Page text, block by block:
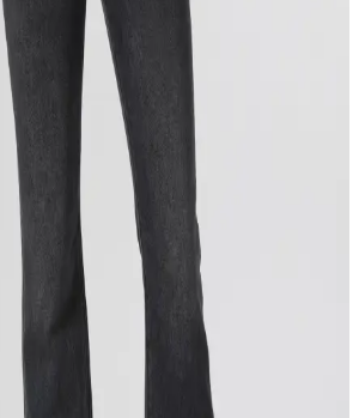
ve ham denim özellikleriyle denim
tutar. Tasarım farklılıkları ve piyasa
ve Stil Tavsiyeleri:
Seçimine Kapsamlı Rehber
uygun ayakkabı, goth tarzı, kumaş
seçimi ve jean önerileriyle günlük modada
Uyluklar İçin Jean Seçimi:
Yüksek Bel Modelleri
sahip kadınlar için flare, bootcut,
jean modelleri vücut hatlarını dengelerken
kıyafet seçimiyle kombinler tamamlanır.